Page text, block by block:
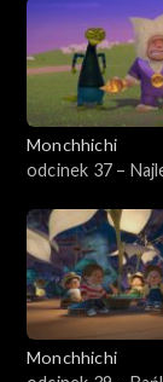
Monchhichi
odcinek 37 –
Monchhichi